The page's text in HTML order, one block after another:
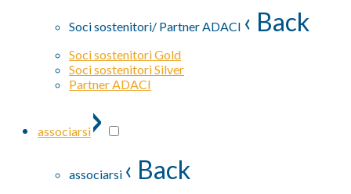
Soci sostenitori/ Partner ADACI ‹ Back
Soci sostenitori Gold
Soci sostenitori Silver
Partner ADACI
associarsi›
associarsi ‹ Back